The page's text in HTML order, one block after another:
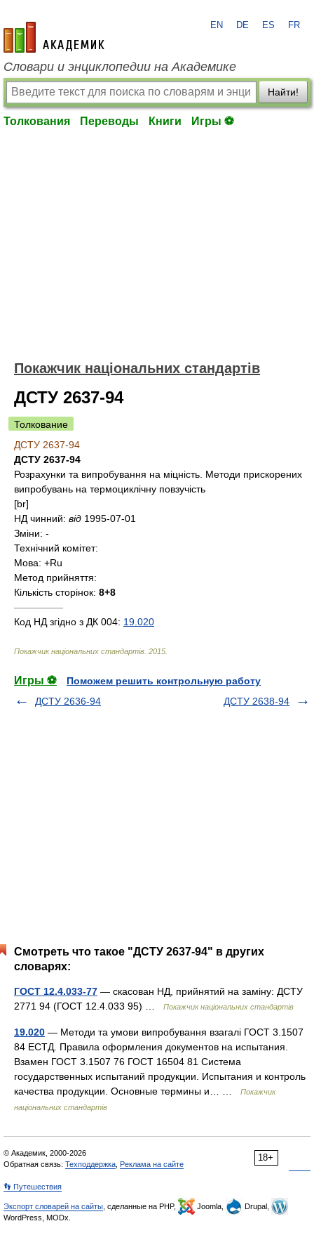
academic.ru
EN DE ES FR
Словари и энциклопедии на Академике
Найти!
Толкования Переводы Книги Игры ⚽
Покажчик національних стандартів
ДСТУ 2637-94
Толкование
ДСТУ 2637-94
ДСТУ 2637-94
Розрахунки та випробування на міцність. Методи прискорених
випробувань на термоциклічну повзучість
[br]
НД чинний: від 1995-07-01
Зміни: -
Технічний комітет:
Мова: +Ru
Метод прийняття:
Кількість сторінок: 8+8
—————
Код НД згідно з ДК 004: 19.020
Покажчик національних стандартів 2015
Игры ⚽
Поможем решить контрольную работу
ДСТУ 2636-94
ДСТУ 2638-94
Смотреть что такое "ДСТУ 2637-94" в других
словарях:
ГОСТ 12.4.033-77 — скасован НД, прийнятий на заміну: ДСТУ
2771 94 (ГОСТ 12.4.033 95) …
Покажчик національних стандартів
19.020 — Методи та умови випробування взагалі ГОСТ 3.1507
84 ЕСТД. Правила оформления документов на испытания.
Взамен ГОСТ 3.1507 76 ГОСТ 16504 81 Система
государственных испытаний продукции. Испытания и контроль
качества продукции. Основные термины и… …
Покажчик
національних стандартів
18+
© Академик, 2000-2026
Обратная связь: Техподдержка Реклама на сайте
👣 Путешествия
Экспорт словарей на сайты , сделанные на PHP, Joomla,
Drupal,
WordPress, MODx.